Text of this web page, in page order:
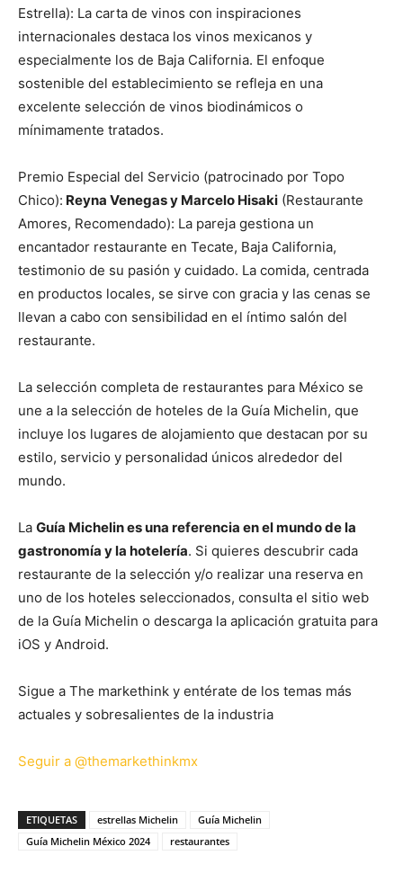
Estrella): La carta de vinos con inspiraciones
internacionales destaca los vinos mexicanos y
especialmente los de Baja California. El enfoque
sostenible del establecimiento se refleja en una
excelente selección de vinos biodinámicos o
mínimamente tratados.
Premio Especial del Servicio (patrocinado por Topo
Chico): Reyna Venegas y Marcelo Hisaki (Restaurante
Amores, Recomendado): La pareja gestiona un
encantador restaurante en Tecate, Baja California,
testimonio de su pasión y cuidado. La comida, centrada
en productos locales, se sirve con gracia y las cenas se
llevan a cabo con sensibilidad en el íntimo salón del
restaurante.
La selección completa de restaurantes para México se
une a la selección de hoteles de la Guía Michelin, que
incluye los lugares de alojamiento que destacan por su
estilo, servicio y personalidad únicos alrededor del
mundo.
La Guía Michelin es una referencia en el mundo de la
gastronomía y la hotelería. Si quieres descubrir cada
restaurante de la selección y/o realizar una reserva en
uno de los hoteles seleccionados, consulta el sitio web
de la Guía Michelin o descarga la aplicación gratuita para
iOS y Android.
Sigue a The markethink y entérate de los temas más
actuales y sobresalientes de la industria
Seguir a @themarkethinkmx
ETIQUETAS estrellas Michelin
Guía Michelin
Guía Michelin México 2024
restaurantes